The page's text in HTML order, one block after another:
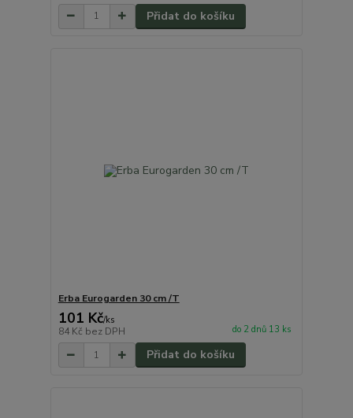
Přidat do košíku
Erba Eurogarden 30 cm /T
101 Kč/ks
84 Kč bez DPH do 2 dnů 13 ks
Přidat do košíku